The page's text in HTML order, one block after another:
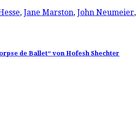
, Jane Marston, John Neumeier,
de Ballet“ von Hofesh Shechter